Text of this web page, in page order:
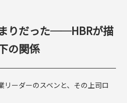
まりだった──HBRが描
の関係
リーダーのスベンと、その上司ロ